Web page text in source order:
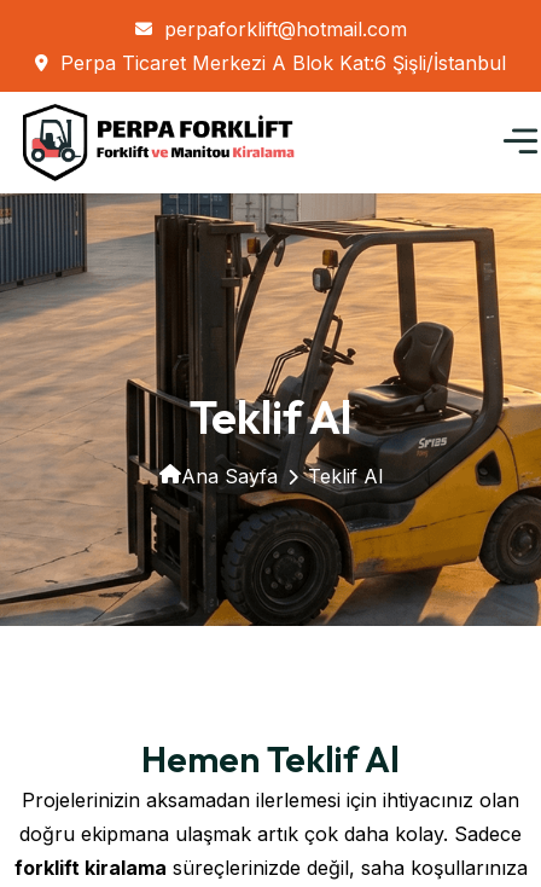
perpaforklift@hotmail.com
Perpa Ticaret Merkezi A Blok Kat:6 Şişli/İstanbul
Teklif Al
Ana Sayfa Teklif Al
Hemen Teklif Al
Projelerinizin aksamadan ilerlemesi için ihtiyacınız olan
doğru ekipmana ulaşmak artık çok daha kolay. Sadece
forklift kiralama süreçlerinizde değil, saha koşullarınıza